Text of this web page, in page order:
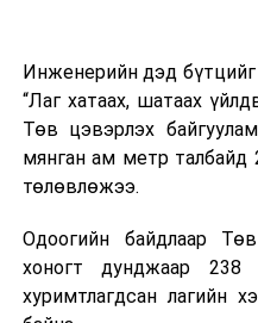
өдөр тутмын ажлын
практик ур чадварыг
Сургалтыг
жишээнд суурилсан
танилцах, онцгой
онол, практик хосолсон
байна.
Инженерийн дэд
“Лаг хатаах, шатаах
Төв цэвэрлэх
мянган ам метр талбайд
төлөвлөжээ.
Одоогийн байдлаар
хоногт дунджаар 238
хуримтлагдсан лагийн